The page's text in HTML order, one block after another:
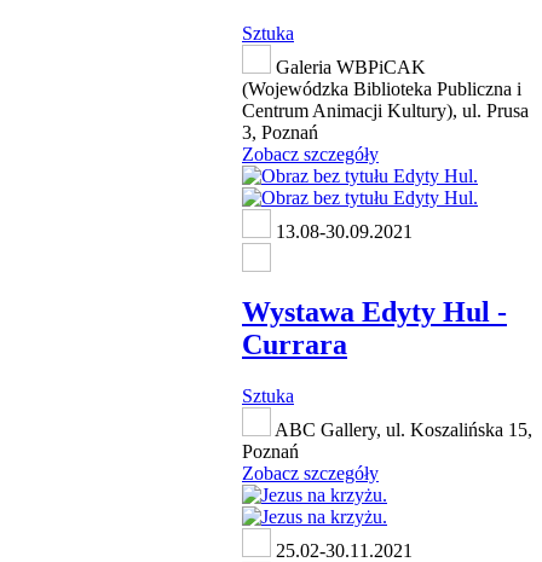
Sztuka
Galeria WBPiCAK
(Wojewódzka Biblioteka Publiczna i
Centrum Animacji Kultury), ul. Prusa
3, Poznań
Zobacz szczegóły
13.08-30.09.2021
Wystawa Edyty Hul -
Currara
Sztuka
ABC Gallery, ul. Koszalińska 15,
Poznań
Zobacz szczegóły
25.02-30.11.2021